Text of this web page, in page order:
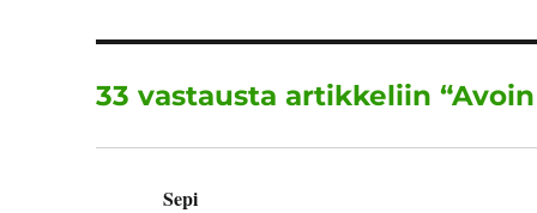
b
o
k
r
33 vastausta artikkeliin
Sepi